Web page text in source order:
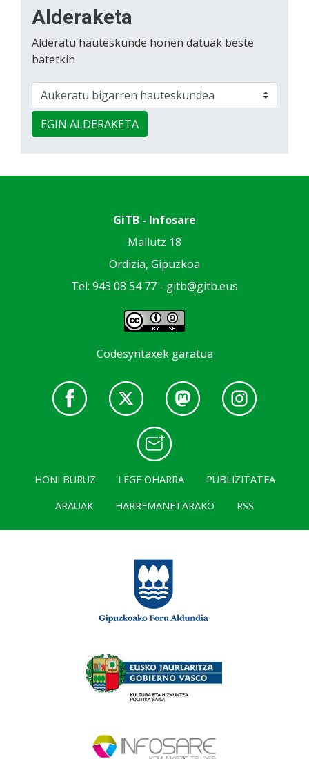
Alderaketa
Alderatu hauteskunde honen datuak beste
batetkin
EGIN ALDERAKETA
GiTB - Infosare
Mallutz 18
Ordizia, Gipuzkoa
Tel: 943 08 54 77 - gitb@gitb.eus
Codesyntaxek garatua
HONI BURUZ LEGE OHARRA
PUBLIZITATEA
ARAUAK
HARREMANETARAKO RSS